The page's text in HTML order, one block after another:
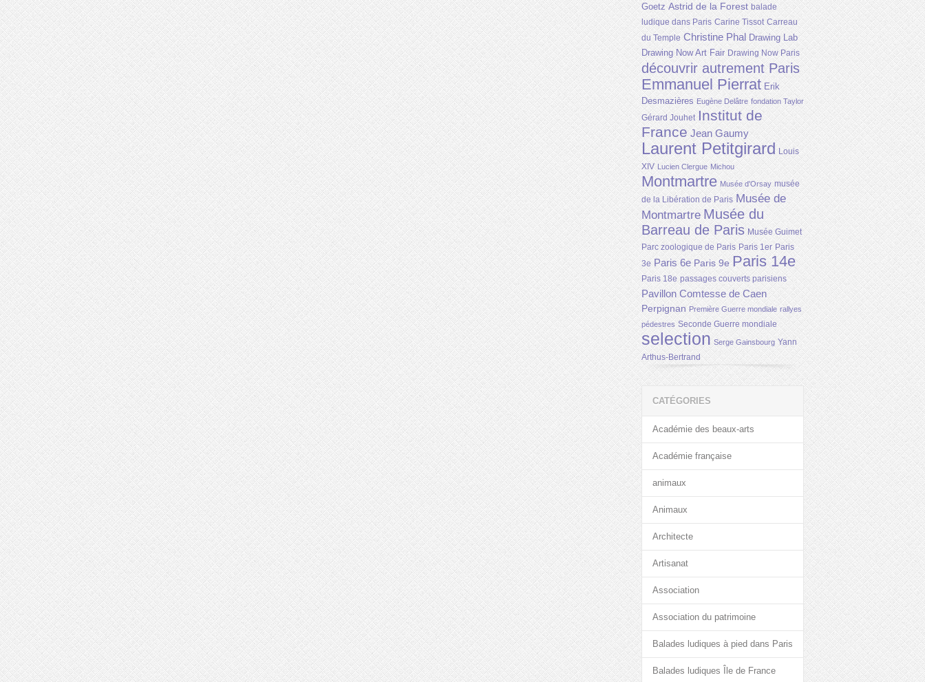
Goetz Astrid de la Forest balade
ludique dans Paris Carine Tissot Carreau
du Temple Christine Phal Drawing Lab
Drawing Now Art Fair Drawing Now Paris
découvrir autrement Paris
Emmanuel Pierrat Erik
Desmazières Eugène Delâtre fondation Taylor
Gérard Jouhet Institut de
France Jean Gaumy
Laurent Petitgirard Louis
XIV Lucien Clergue Michou
Montmartre Musée d'Orsay musée
de la Libération de Paris Musée de
Montmartre Musée du
Barreau de Paris Musée Guimet
Parc zoologique de Paris Paris 1er Paris
3e Paris 6e Paris 9e Paris 14e
Paris 18e passages couverts parisiens
Pavillon Comtesse de Caen
Perpignan Première Guerre mondiale rallyes
pédestres Seconde Guerre mondiale
selection Serge Gainsbourg Yann
Arthus-Bertrand
CATÉGORIES
Académie des beaux-arts
Académie française
animaux
Animaux
Architecte
Artisanat
Association
Association du patrimoine
Balades ludiques à pied dans Paris
Balades ludiques Île de France